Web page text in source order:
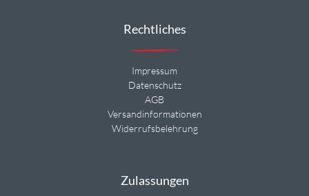
Rechtliches
Impressum
Datenschutz
AGB
Versandinformationen
Widerrufsbelehrung
Zulassungen